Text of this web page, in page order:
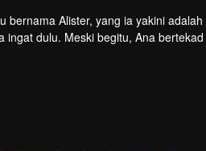
bernama Alister, yang ia yakini
ingat dulu. Meski begitu, Ana
pada situasi pelik: Tasya,
sahabat Ana, Bulan. Ketika